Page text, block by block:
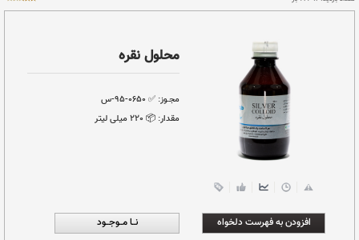
محلول نقره
مجـوز:✅ ۰۶۵۰-۹۵-س
مقدار:📦 ٢٢٠ میلی لیتر